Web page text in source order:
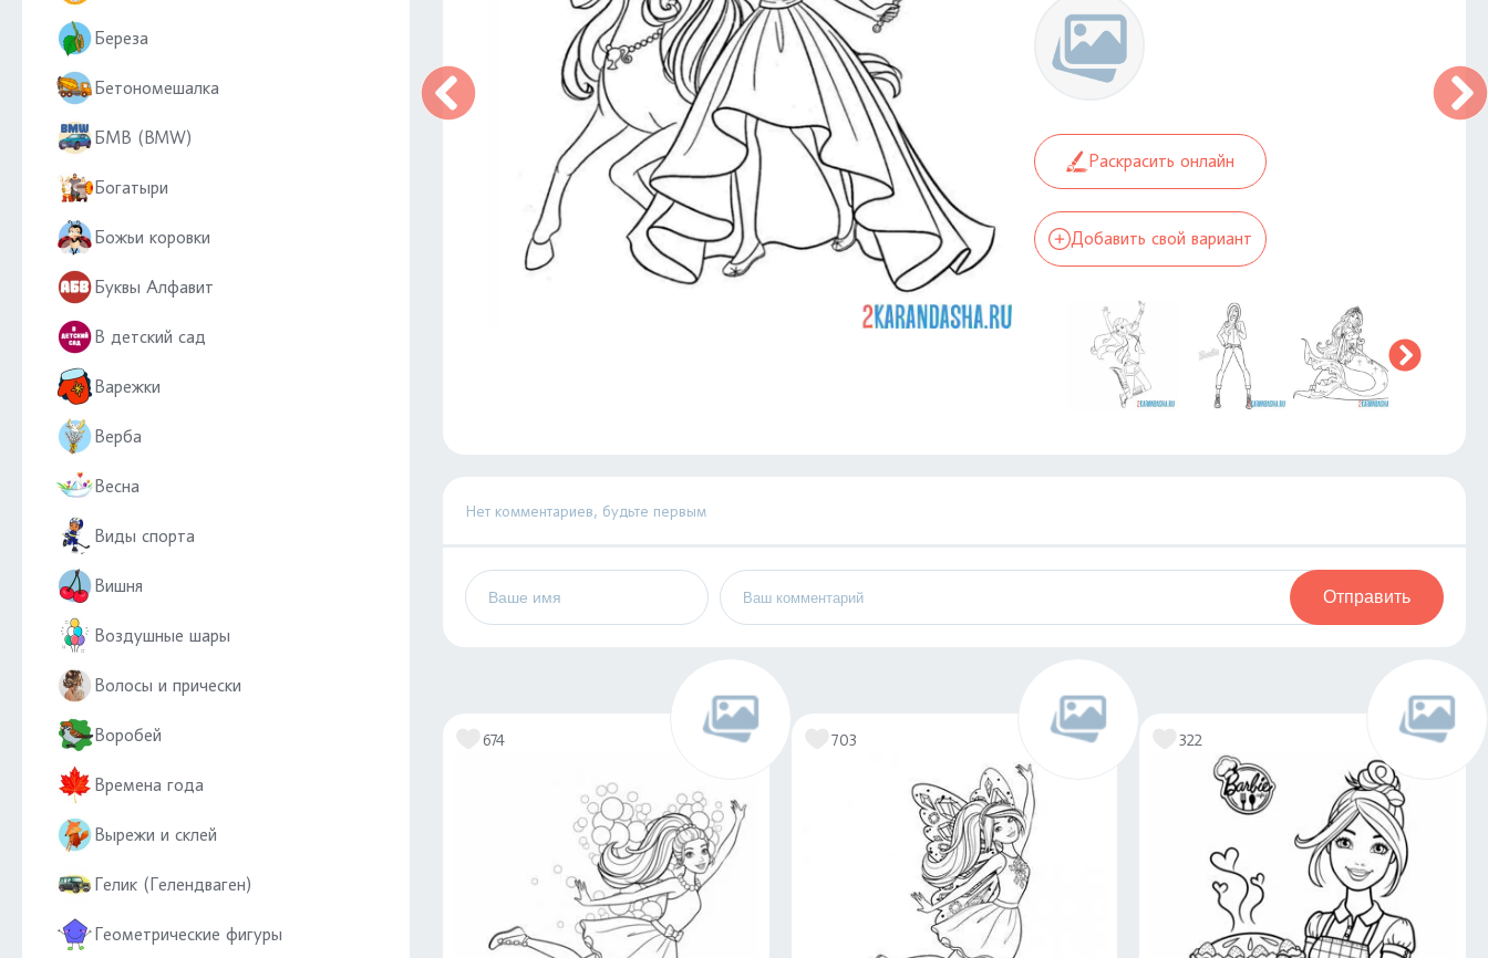
Береза
Бетономешалка
БМВ (BMW)
Богатыри
Божьи коровки
Буквы Алфавит
В детский сад
Варежки
Верба
Весна
Виды спорта
Вишня
Воздушные шары
Волосы и прически
Воробей
Времена года
Вырежи и склей
Гелик (Гелендваген)
Геометрические фигуры
Раскрасить онлайн
Добавить свой вариант
Нет комментариев, будьте первым
Отправить
674 703 322